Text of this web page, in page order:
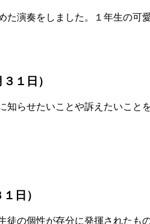
演奏をしました。１年生の可
１日）
らせたいことや訴えたいこと
日）
の個性が存分に発揮されたも